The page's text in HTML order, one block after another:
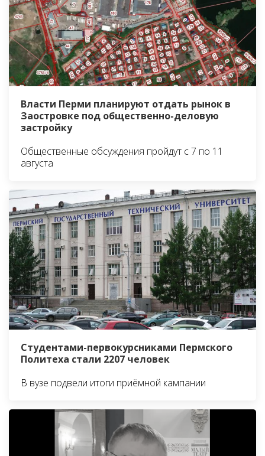
Власти Перми планируют отдать рынок в
Заостровке под общественно-деловую
застройку
Общественные обсуждения пройдут с 7 по 11
августа
Студентами-первокурсниками Пермского
Политеха стали 2207 человек
В вузе подвели итоги приёмной кампании